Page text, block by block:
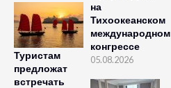
Туристам
предложат
встречать
на
Тихоокеанском
международном
конгрессе
05.08.2026